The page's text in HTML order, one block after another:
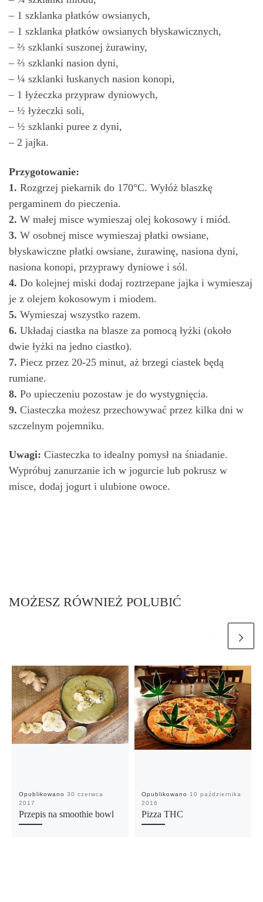
– 1 szklanka płatków owsianych,
– 1 szklanka płatków owsianych błyskawicznych,
– ⅔ szklanki suszonej żurawiny,
– ⅔ szklanki nasion dyni,
– ¼ szklanki łuskanych nasion konopi,
– 1 łyżeczka przypraw dyniowych,
– ½ łyżeczki soli,
– ½ szklanki puree z dyni,
– 2 jajka.
Przygotowanie:
1. Rozgrzej piekarnik do 170°C. Wyłóż blaszkę
pergaminem do pieczenia.
2. W małej misce wymieszaj olej kokosowy i miód.
3. W osobnej misce wymieszaj płatki owsiane,
błyskawiczne płatki owsiane, żurawinę, nasiona dyni,
nasiona konopi, przyprawy dyniowe i sól.
4. Do kolejnej miski dodaj roztrzepane jajka i wymieszaj
je z olejem kokosowym i miodem.
5. Wymieszaj wszystko razem.
6. Układaj ciastka na blasze za pomocą łyżki (około
dwie łyżki na jedno ciastko).
7. Piecz przez 20-25 minut, aż brzegi ciastek będą
rumiane.
8. Po upieczeniu pozostaw je do wystygnięcia.
9. Ciasteczka możesz przechowywać przez kilka dni w
szczelnym pojemniku.
Uwagi: Ciasteczka to idealny pomysł na śniadanie.
Wypróbuj zanurzanie ich w jogurcie lub pokrusz w
misce, dodaj jogurt i ulubione owoce.
MOŻESZ RÓWNIEŻ POLUBIĆ
Opublikowano 30 czerwca
2017
Przepis na smoothie bowl
Opublikowano
10 października
2016
Pizza THC